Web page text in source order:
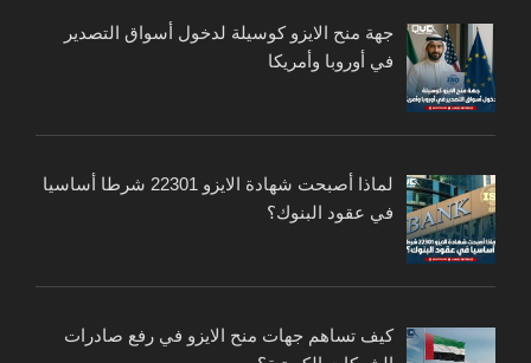
جهة منح الايزو كوسيلة لدخول أسواق التصدير
في أوروبا وأمريكا
لماذا أصبحت شهادة الايزو 22301 شرطا أساسيا
في عقود البنوك؟
كيف تساهم جهات منح الايزو في رفع صادرات